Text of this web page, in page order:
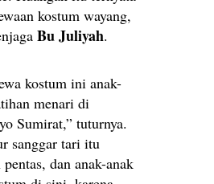
kostum wayang,
Bu Juliyah.
kostum ini anak-
menari di
Sumirat,” tuturnya.
sanggar tari itu
dan anak-anak